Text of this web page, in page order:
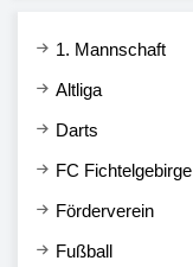
1. Mannschaft
Altliga
Darts
FC Fichtelgebirge
Förderverein
Fußball